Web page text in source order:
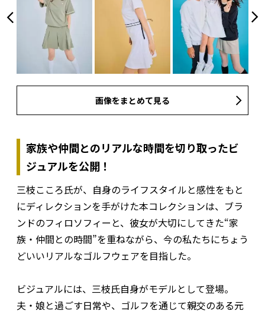
画像をまとめて見る
家族や仲間とのリアルな時間を切り取ったビ
ジュアルを公開！
三枝こころ氏が、自身のライフスタイルと感性をもと
にディレクションを手がけた本コレクションは、ブラ
ンドのフィロソフィーと、彼女が大切にしてきた“家
族・仲間との時間”を重ねながら、今の私たちにちょう
どいいリアルなゴルフウェアを目指した。
ビジュアルには、三枝氏自身がモデルとして登場。
夫・娘と過ごす日常や、ゴルフを通じて親交のある元